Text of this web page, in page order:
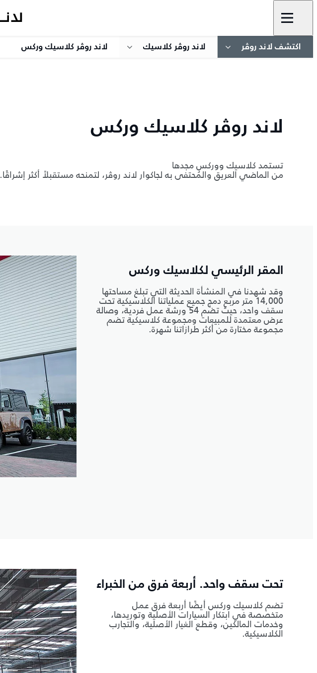
اكتشف لاند روڤر لاند روڤر كلاسيك لاند روڤر كلاسيك وركس
لاند روڤر كلاسيك وركس
تستمد كلاسيك ووركس مجدها
من الماضي العريق والمُحتفى به لجاكوار لاند روڤر، لتمنحه مستقبلاً أكثر إشراقًا.
المقر الرئيسي لكلاسيك وركس
وقد شهدنا في المنشأة الحديثة التي تبلغ مساحتها
14,000 متر مربع دمج جميع عملياتنا الكلاسيكية تحت
سقف واحد، حيث تضم 54 ورشة عمل فردية، وصالة
عرض معتمدة للمبيعات ومجموعة كلاسيكية تضم
مجموعة مختارة من أكثر طرازاتنا شهرة.
تحت سقف واحد. أربعة فرق من الخبراء
تضم كلاسيك وركس أيضًا أربعة فرق عمل
متخصصة في ابتكار السيارات الأصلية وتوريدها،
وخدمات المالكين، وقطع الغيار الأصلية، والتجارب
الكلاسيكية.